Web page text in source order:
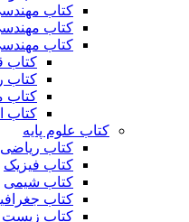
کتاب
کتاب
کتاب
کتاب
کتاب
کتاب
کتاب
کتاب علوم پایه
کتاب ریاضی
کتاب فیزیک
کتاب شیمی
کتاب
کتاب